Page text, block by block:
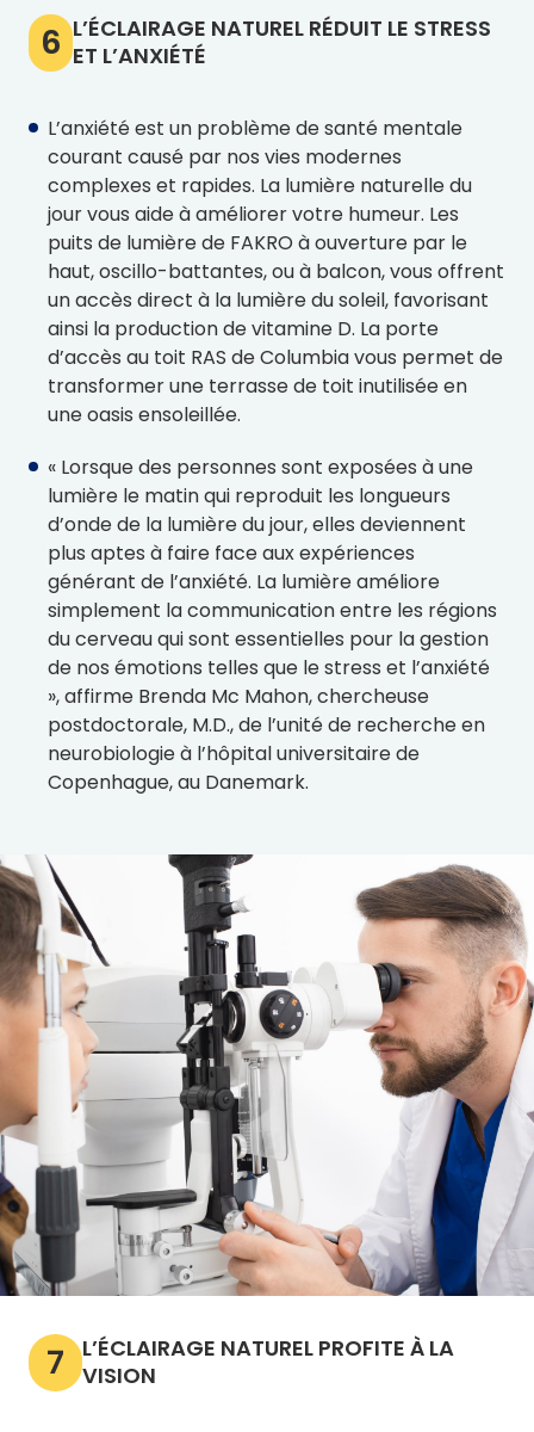
6 L’ÉCLAIRAGE NATUREL RÉDUIT LE STRESS
ET L’ANXIÉTÉ
L’anxiété est un problème de santé mentale
courant causé par nos vies modernes
complexes et rapides. La lumière naturelle du
jour vous aide à améliorer votre humeur. Les
puits de lumière de FAKRO à ouverture par le
haut, oscillo-battantes, ou à balcon, vous offrent
un accès direct à la lumière du soleil, favorisant
ainsi la production de vitamine D. La porte
d’accès au toit RAS de Columbia vous permet de
transformer une terrasse de toit inutilisée en
une oasis ensoleillée.
« Lorsque des personnes sont exposées à une
lumière le matin qui reproduit les longueurs
d’onde de la lumière du jour, elles deviennent
plus aptes à faire face aux expériences
générant de l’anxiété. La lumière améliore
simplement la communication entre les régions
du cerveau qui sont essentielles pour la gestion
de nos émotions telles que le stress et l’anxiété
», affirme Brenda Mc Mahon, chercheuse
postdoctorale, M.D., de l’unité de recherche en
neurobiologie à l’hôpital universitaire de
Copenhague, au Danemark.
7
L’ÉCLAIRAGE NATUREL PROFITE À LA
VISION